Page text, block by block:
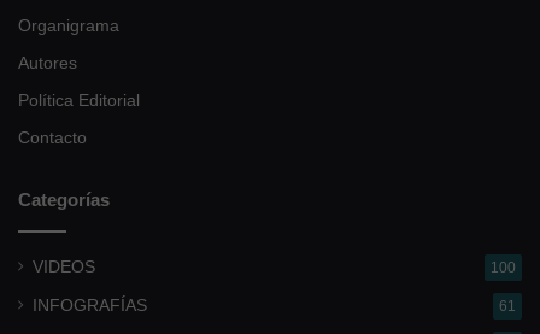
Organigrama
Autores
Política Editorial
Contacto
Categorías
VIDEOS 100
INFOGRAFÍAS 61